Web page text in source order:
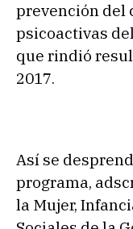
prevención del
psicoactivas
que rindió
2017.
Así se
programa,
la Mujer,